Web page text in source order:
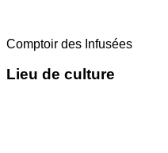
Comptoir des Infusées
Lieu de culture